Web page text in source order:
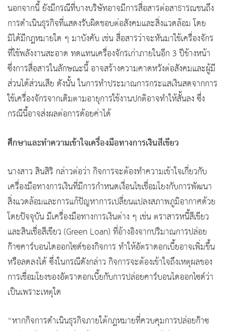
นอกจากนี้ ยังมีกรณีที่บางบริษัทอาจมีการสื่อสารต่อสาธารณชนถึง
การดำเนินธุรกิจที่แสดงรับผิดชอบต่อสังคมและสิ่งแวดล้อม โดย
มิได้มีกฎหมายใด ๆ มาบังคับ เช่น สื่อสารว่าจะหันมาใช้เครื่องจักร
ที่ใช้พลังงานสะอาด ทดแทนเครื่องจักรเก่าภายในอีก 3 ปีข้างหน้า
ซึ่งการสื่อสารในลักษณะนี้ อาจสร้างความคาดหวังต่อสังคมและผู้มี
ส่วนได้ส่วนเสีย ดังนั้น ในการทำประมาณการกระแสเงินสดจากการ
ใช้เครื่องจักรจากเดิมตามอายุการใช้งานปกติอาจทำให้สั้นลง ซึ่ง
กรณีนี้อาจส่งผลต่อการด้อยค่าได้
ศึกษาและทำความเข้าใจเครื่องมือทางการเงินสีเขียว
นางสาว สินสิริ กล่าวต่อว่า กิจการจะต้องทำความเข้าใจเกี่ยวกับ
เครื่องมือทางการเงินที่มีการกำหนดเงื่อนไขเชื่อมโยงกับการพัฒนา
สิ่งแวดล้อมและการแก้ปัญหาการเปลี่ยนแปลงสภาพภูมิอากาศด้วย
โดยปัจจุบัน มีเครื่องมือทางการเงินต่าง ๆ เช่น ตราสารหนี้สีเขียว
และสินเชื่อสีเขียว (Green Loan) ที่อ้างอิงจากปริมาณการปล่อย
ก๊าซคาร์บอนไดออกไซด์ของกิจการ ทำให้อัตราดอกเบี้ยอาจเพิ่มขึ้น
หรือลดลงได้ ซึ่งในกรณีดังกล่าว กิจการจะต้องเข้าใจถึงเหตุผลของ
การเชื่อมโยงของอัตราดอกเบี้ยกับการปล่อยคาร์บอนไดออกไซด์ว่า
เป็นเพราะเหตุใด
“หากกิจการดำเนินธุรกิจภายใต้กฎหมายที่ควบคุมการปล่อยก๊าซ